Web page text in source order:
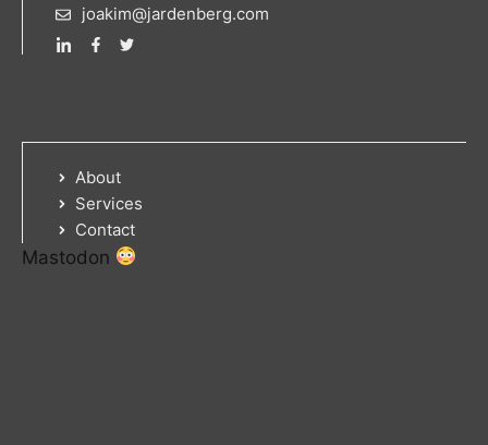
joakim@jardenberg.com
About
Services
Contact
Mastodon